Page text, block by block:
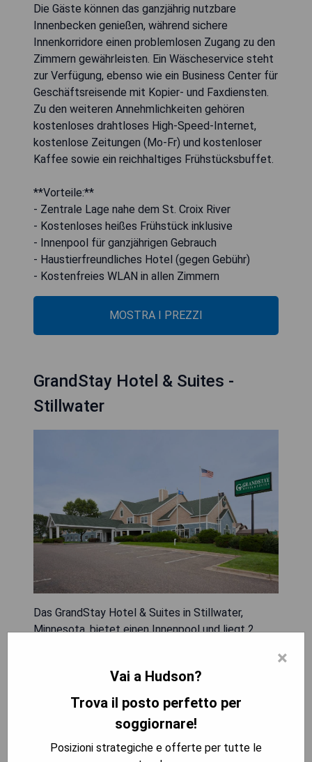
Die Gäste können das ganzjährig nutzbare
Innenbecken genießen, während sichere
Innenkorridore einen problemlosen Zugang zu den
Zimmern gewährleisten. Ein Wäscheservice steht
zur Verfügung, ebenso wie ein Business Center für
Geschäftsreisende mit Kopier- und Faxdiensten.
Zu den weiteren Annehmlichkeiten gehören
kostenloses drahtloses High-Speed-Internet,
kostenlose Zeitungen (Mo-Fr) und kostenloser
Kaffee sowie ein reichhaltiges Frühstücksbuffet.
**Vorteile:**
- Zentrale Lage nahe dem St. Croix River
- Kostenloses heißes Frühstück inklusive
- Innenpool für ganzjährigen Gebrauch
- Haustierfreundliches Hotel (gegen Gebühr)
- Kostenfreies WLAN in allen Zimmern
MOSTRA I PREZZI
GrandStay Hotel & Suites -
Stillwater
Das GrandStay Hotel & Suites in Stillwater,
Minnesota, bietet einen Innenpool und liegt 2
Satellitenfernseher, einer Mikrowelle und einem
Kühlschrank ausgestattet. Die privaten
Badezimmer verfügen über eine Badewanne oder
Dusche sowie kostenlose Pflegeprodukte. Nach
einem aktiven Tag können die Gäste den Whirlpool
×
Vai a Hudson?
Trova il posto perfetto per
soggiornare!
Posizioni strategiche e offerte per tutte le